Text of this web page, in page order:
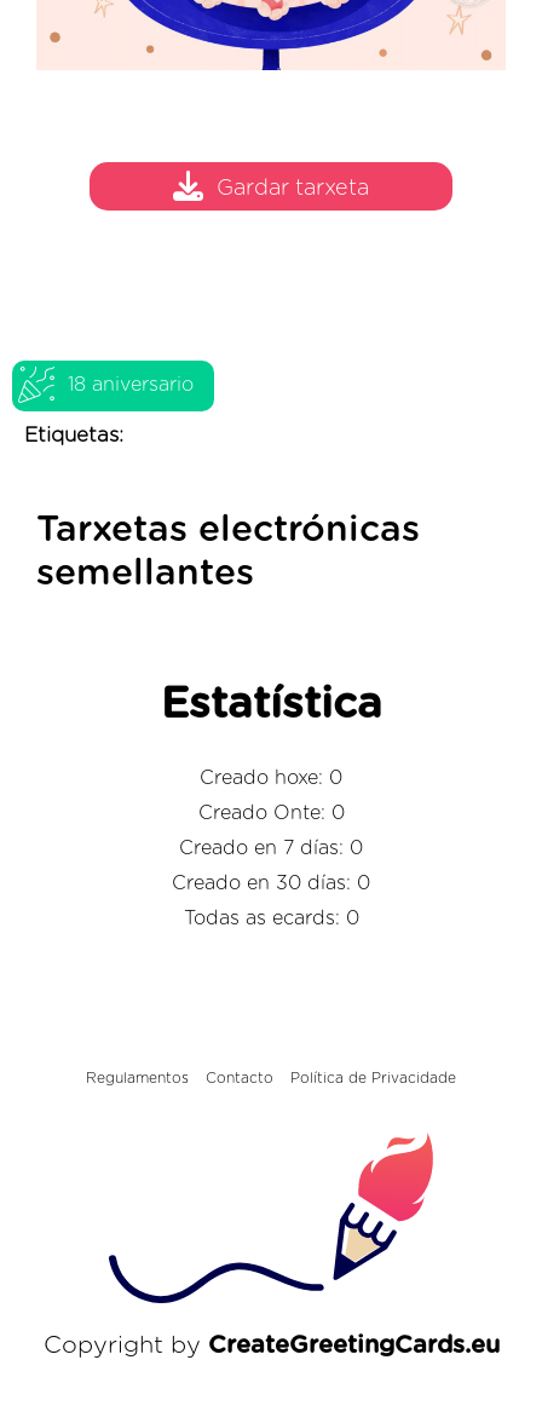
18 aniversario
Etiquetas:
Gardar tarxeta
Tarxetas electrónicas
semellantes
Estatística
Creado hoxe: 0
Creado Onte: 0
Creado en 7 días: 0
Creado en 30 días: 0
Todas as ecards: 0
Regulamentos Contacto Política de Privacidade
Copyright by CreateGreetingCards.eu